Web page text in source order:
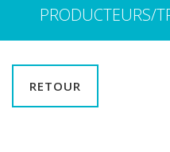
PRODUCTEURS/
RETOUR